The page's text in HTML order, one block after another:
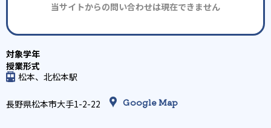
当サイトからの問い合わせは現在できません
松本、北松本駅
長野県松本市大手1-2-22 Google Map